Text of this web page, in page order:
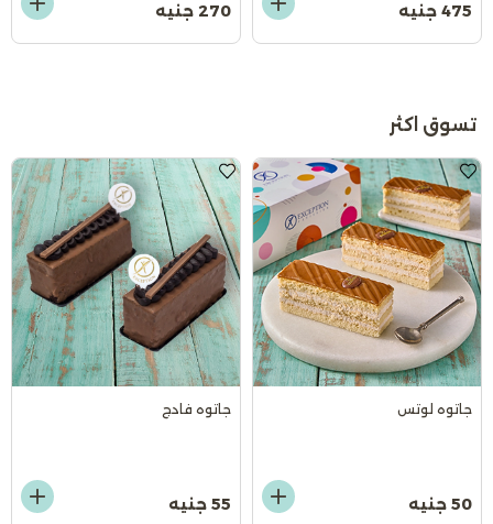
475 جنيه 270 جنيه
تسوق اكثر
جاتوه لوتس
50 جنيه
جاتوه فادج
55 جنيه